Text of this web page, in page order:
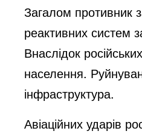
Загалом противник
реактивних систем
Внаслідок
населення.
інфраструктура.
Авіаційних ударів